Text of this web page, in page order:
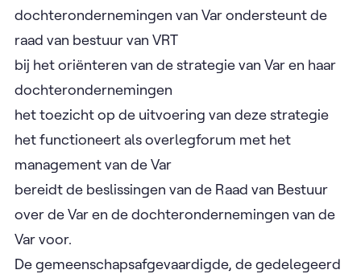
dochterondernemingen van Var ondersteunt de
raad van bestuur van VRT
bij het oriënteren van de strategie van Var en haar
dochterondernemingen
het toezicht op de uitvoering van deze strategie
het functioneert als overlegforum met het
management van de Var
bereidt de beslissingen van de Raad van Bestuur
over de Var en de dochterondernemingen van de
Var voor.
De gemeenschapsafgevaardigde, de gedelegeerd